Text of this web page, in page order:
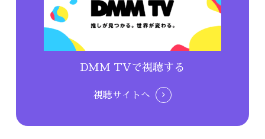
DMM TVで視聴する
視聴サイトへ